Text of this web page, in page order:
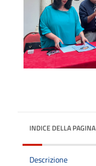
INDICE DELLA PAGINA
Descrizione